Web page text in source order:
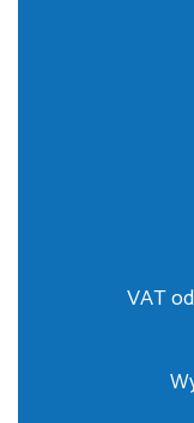
VAT